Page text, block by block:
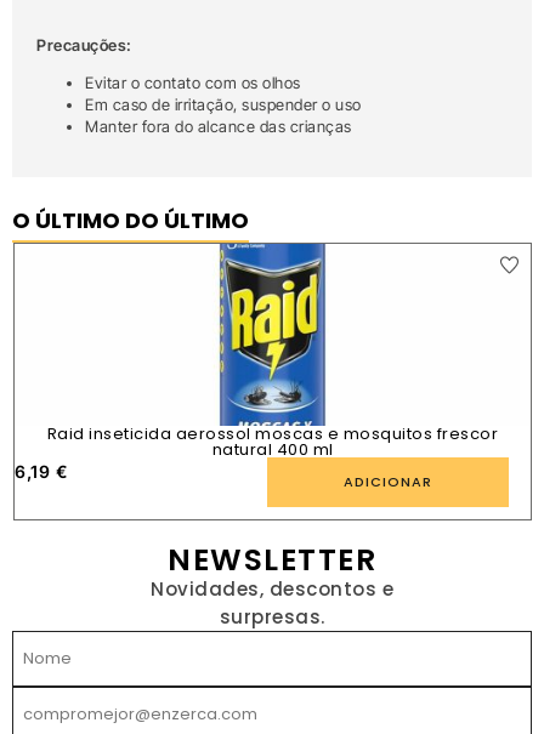
Precauções:
Evitar o contato com os olhos
Em caso de irritação, suspender o uso
Manter fora do alcance das crianças
O ÚLTIMO DO ÚLTIMO
Raid inseticida aerossol moscas e mosquitos frescor
natural 400 ml
6,19 € ADICIONAR
NEWSLETTER
Novidades, descontos e
surpresas.